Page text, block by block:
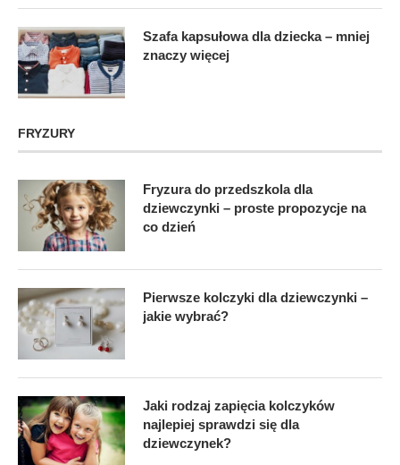
Szafa kapsułowa dla dziecka – mniej
znaczy więcej
FRYZURY
Fryzura do przedszkola dla
dziewczynki – proste propozycje na
co dzień
Pierwsze kolczyki dla dziewczynki –
jakie wybrać?
Jaki rodzaj zapięcia kolczyków
najlepiej sprawdzi się dla
dziewczynek?